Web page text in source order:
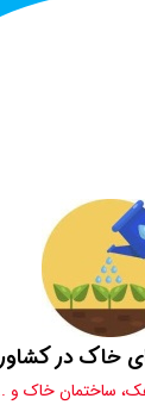
ساختمان خاک و
خاک در